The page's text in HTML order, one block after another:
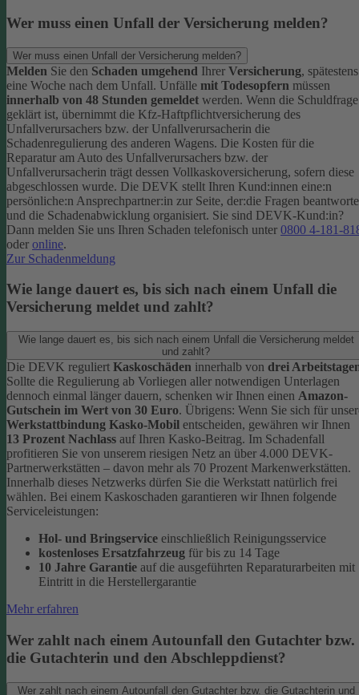
Wer muss einen Unfall der Versicherung melden?
Wer muss einen Unfall der Versicherung melden?
Melden Sie den Schaden umgehend Ihrer Versicherung, spätestens
eine Woche nach dem Unfall. Unfälle mit Todesopfern müssen
innerhalb von 48 Stunden gemeldet werden. Wenn die Schuldfrage
geklärt ist, übernimmt die Kfz-Haftpflichtversicherung des
Unfallverursachers bzw. der Unfallverursacherin die
Schadenregulierung des anderen Wagens. Die Kosten für die
Reparatur am Auto des Unfallverursachers bzw. der
Unfallverursacherin trägt dessen Vollkaskoversicherung, sofern diese
abgeschlossen wurde. Die DEVK stellt Ihren Kund:innen eine:n
persönliche:n Ansprechpartner:in zur Seite, der:die Fragen
und die Schadenabwicklung organisiert. Sie sind DEVK-Kund:in?
Dann melden Sie uns Ihren Schaden telefonisch unter 0800 4-181-
oder online.
Zur Schadenmeldung
Wie lange dauert es, bis sich nach einem Unfall die
Versicherung meldet und zahlt?
Wie lange dauert es, bis sich nach einem Unfall die Versicherung meldet
und zahlt?
Die DEVK reguliert Kaskoschäden innerhalb von drei
Sollte die Regulierung ab Vorliegen aller notwendigen Unterlagen
dennoch einmal länger dauern, schenken wir Ihnen einen Amazon-
Gutschein im Wert von 30 Euro. Übrigens: Wenn Sie sich für
Werkstattbindung Kasko-Mobil entscheiden, gewähren wir Ihnen
13 Prozent Nachlass auf Ihren Kasko-Beitrag. Im Schadenfall
profitieren Sie von unserem riesigen Netz an über 4.000 DEVK-
Partnerwerkstätten – davon mehr als 70 Prozent Markenwerkstätten.
Innerhalb dieses Netzwerks dürfen Sie die Werkstatt natürlich frei
wählen. Bei einem Kaskoschaden garantieren wir Ihnen folgende
Serviceleistungen:
Hol- und Bringservice einschließlich Reinigungsservice
kostenloses Ersatzfahrzeug für bis zu 14 Tage
10 Jahre Garantie auf die ausgeführten Reparaturarbeiten mit
Eintritt in die Herstellergarantie
Mehr erfahren
Wer zahlt nach einem Autounfall den Gutachter bzw.
die Gutachterin und den Abschleppdienst?
Wer zahlt nach einem Autounfall den Gutachter bzw. die Gutachterin und